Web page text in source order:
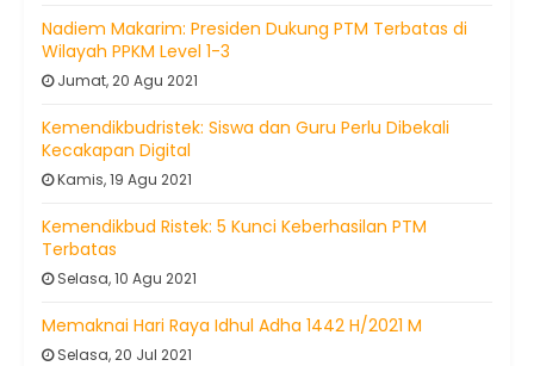
Nadiem Makarim: Presiden Dukung PTM Terbatas di
Wilayah PPKM Level 1-3
Jumat, 20 Agu 2021
Kemendikbudristek: Siswa dan Guru Perlu Dibekali
Kecakapan Digital
Kamis, 19 Agu 2021
Kemendikbud Ristek: 5 Kunci Keberhasilan PTM
Terbatas
Selasa, 10 Agu 2021
Memaknai Hari Raya Idhul Adha 1442 H/2021 M
Selasa, 20 Jul 2021